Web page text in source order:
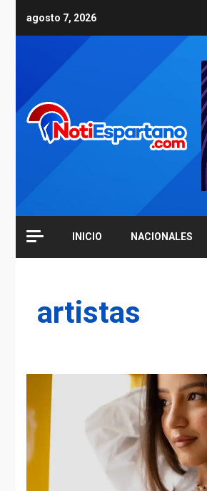
agosto 7, 2026
INICIO NACIONALES
artistas